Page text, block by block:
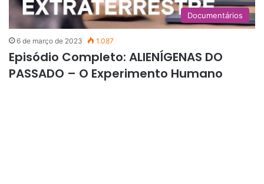
Documentários
6 de março de 2023 1.087
Episódio Completo: ALIENÍGENAS DO
PASSADO – O Experimento Humano